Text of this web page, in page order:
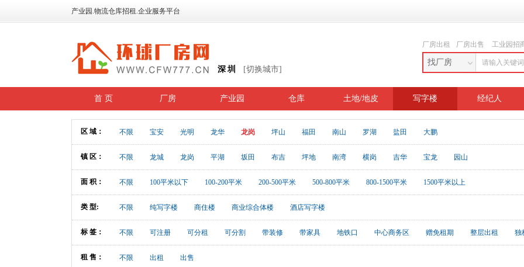
产业园.物流仓库招租.企业服务平台
深圳 [切换城市]
厂房出租 厂房出售 工业园招
找厂房
首 页 厂房 产业园 仓库 土地/地皮 写字楼 经纪人
区 域： 不限 宝安 光明 龙华 龙岗 坪山 福田 南山 罗湖 盐田 大鹏
镇 区： 不限 龙城 龙岗 平湖 坂田 布吉 坪地 南湾 横岗 吉华 宝龙 园山
面 积： 不限 100平米以下 100-200平米 200-500平米 500-800平米 800-1500平米 1500平米以上
类 型: 不限 纯写字楼 商住楼 商业综合体楼 酒店写字楼
标 签： 不限 可注册 可分租 可分割 带装修 带家具 地铁口 中心商务区 赠免租期 整层出租 独
租 售： 不限 出租 出售